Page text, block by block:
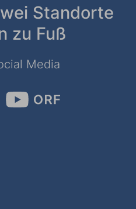
Standorte
zu Fuß
Media